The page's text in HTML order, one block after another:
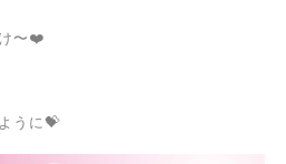
〜❤️
うに💝